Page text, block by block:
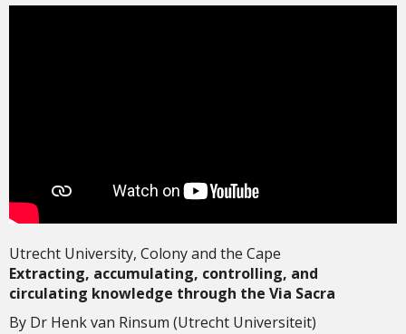
Utrecht University, Colony and the Cape
Extracting, accumulating, controlling, and
circulating knowledge through the Via Sacra
By Dr Henk van Rinsum (Utrecht Universiteit)